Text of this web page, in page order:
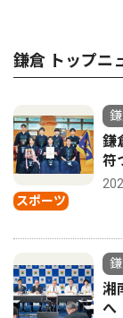
鎌倉 トップニ
スポーツ
鎌
符
湘
へ